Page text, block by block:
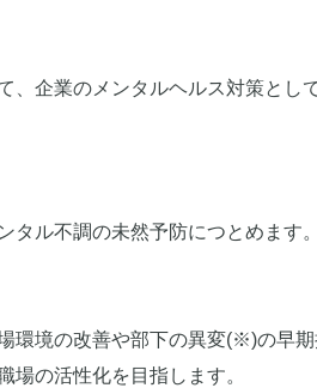
、企業のメンタルヘルス対策とし
ル不調の未然予防につとめます。
環境の改善や部下の異変(※)の早期
の活性化を目指します。